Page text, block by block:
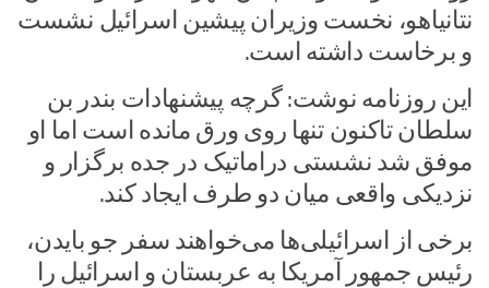
نتانیاهو، نخست وزیران پیشین اسرائیل نشست
و برخاست داشته است.
این روزنامه نوشت: گرچه پیشنهادات بندر بن
سلطان تاکنون تنها روی ورق مانده است اما او
موفق شد نشستی دراماتیک در جده برگزار و
نزدیکی واقعی میان دو طرف ایجاد کند.
برخی از اسرائیلی‌ها می‌خواهند سفر جو بایدن،
رئیس جمهور آمریکا به عربستان و اسرائیل را